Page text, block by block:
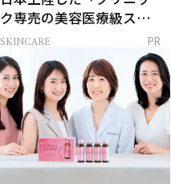
ク専売の美容医療級スキ
ンケア」
SKINCARE PR